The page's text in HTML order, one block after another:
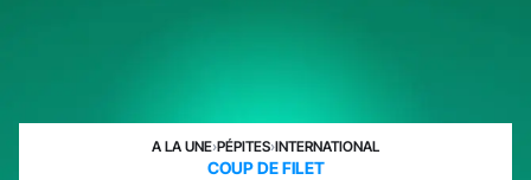
A LA UNE›PÉPITES›INTERNATIONAL
COUP DE FILET